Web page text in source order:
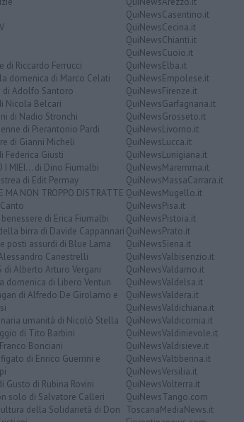
di Riccardo Ferrucci
domenica di Marco Celati
di Adolfo Santoro
Nicola Belcari
di Nadio Stronchi
di Pierantonio Pardi
di Gianni Micheli
Federica Giusti
I MIEI... di Dino Fiumalbi
di Edit Permay
MA NON TROPPO DISTRATTE
di Erica Fiumalbi
birra di Davide Cappannari
posti assurdi di Blue Lama
Canestrelli
di Alberto Arturo Vergani
domenica di Libero Venturi
di Alfredo De Girolamo e
umanità di Nicolò Stella
di Tito Barbini
Bonciani
di Enrico Guerrini e
Gusto di Rubina Rovini
solo di Salvatore Calleri
della Solidarietà di Don
QuiNewsCasentino.it
QuiNewsCecina.it
QuiNewsChianti.it
QuiNewsCuoio.it
QuiNewsElba.it
QuiNewsEmpolese.it
QuiNewsFirenze.it
QuiNewsGarfagnana.it
QuiNewsGrosseto.it
QuiNewsLivorno.it
QuiNewsLucca.it
QuiNewsLunigiana.it
QuiNewsMaremma.it
QuiNewsMassaCarrara.it
QuiNewsMugello.it
QuiNewsPisa.it
QuiNewsPistoia.it
QuiNewsPrato.it
QuiNewsSiena.it
QuiNewsValbisenzio.it
QuiNewsValdarno.it
QuiNewsValdelsa.it
QuiNewsValdera.it
QuiNewsValdichiana.it
QuiNewsValdicornia.it
QuiNewsValdinievole.it
QuiNewsValdisieve.it
QuiNewsValtiberina.it
QuiNewsVersilia.it
QuiNewsVolterra.it
QuiNewsTango.com
ToscanaMediaNews.it